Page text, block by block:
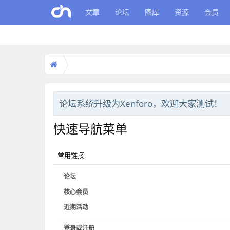
文章 论坛 图库 资源 会员
论坛系统升级为Xenforo，欢迎大家测试！
快速导航菜单
常用链接
论坛
核心会员
近期活动
登录或注册